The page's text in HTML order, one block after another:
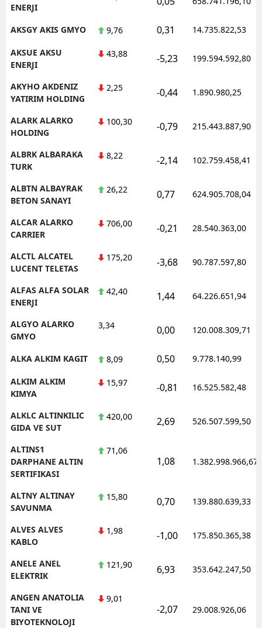
ENERJI
AKSGY AKIS GMYO 9,76 0,31 14.735.822,53
AKSUE AKSU
ENERJI
43,88 -5,23 199.594.592,80
AKYHO AKDENIZ
YATIRIM HOLDING
2,25 -0,44 1.890.980,25
ALARK ALARKO
HOLDING
100,30 -0,79 215.443.887,90
ALBRK ALBARAKA
TURK
8,22 -2,14 102.759.458,41
ALBTN ALBAYRAK
BETON SANAYI
26,22 0,77 624.905.708,04
ALCAR ALARKO
CARRIER
706,00 -0,21 28.540.363,00
ALCTL ALCATEL
LUCENT TELETAS
175,20 -3,68 90.787.597,80
ALFAS ALFA SOLAR
ENERJI
42,40 1,44 64.226.651,94
ALGYO ALARKO
GMYO
3,34 0,00 120.008.309,71
ALKA ALKIM KAGIT 8,09 0,50 9.778.140,99
ALKIM ALKIM
KIMYA
15,97 -0,81 16.525.582,48
ALKLC ALTINKILIC
GIDA VE SUT
420,00 2,69 526.507.599,50
ALTINS1
DARPHANE ALTIN
SERTIFIKASI
71,06
1,08 1.382.998.966,67
ALTNY ALTINAY
SAVUNMA
15,80 0,70 139.880.639,33
ALVES ALVES
KABLO
1,98 -1,00 175.850.365,38
ANELE ANEL
ELEKTRIK
121,90 6,93 353.642.247,50
ANGEN ANATOLIA
TANI VE
BIYOTEKNOLOJI
9,01
-2,07 29.008.926,06